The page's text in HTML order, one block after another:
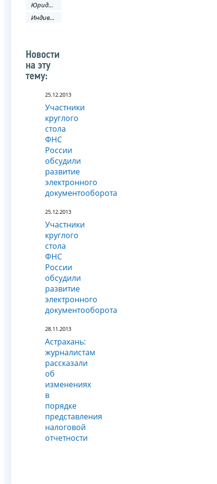
Юридическое лицо
Индивидуальный предприниматель
Новости
на эту
тему:
25.12.2013
Участники
круглого
стола
ФНС
России
обсудили
развитие
электронного
документооборота
25.12.2013
Участники
круглого
стола
ФНС
России
обсудили
развитие
электронного
документооборота
28.11.2013
Астрахань:
журналистам
рассказали
об
изменениях
в
порядке
представления
налоговой
отчетности